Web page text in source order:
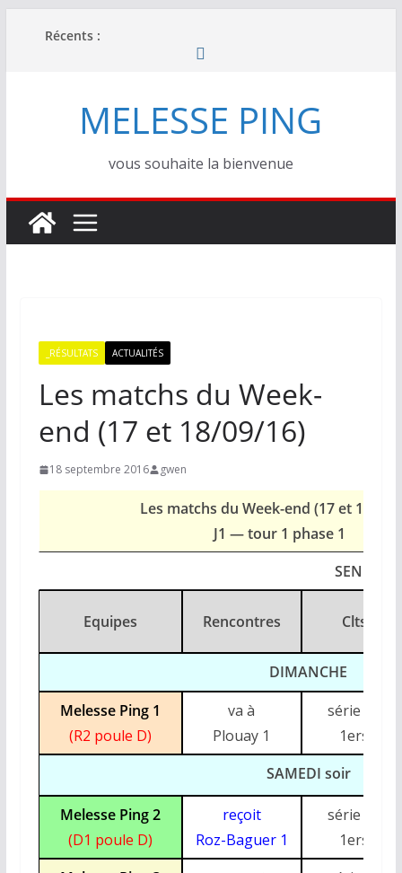
Récents :
MELESSE PING
vous souhaite la bienvenue
_RÉSULTATS ACTUALITÉS
Les matchs du Week-
end (17 et 18/09/16)
18 septembre 2016 gwen
Les matchs du Week-end (17 et 18/09/
J1 — tour 1 phase 1
SENIORS
Equipes Rencontres Clts
DIMANCHE
Melesse Ping 1
(R2 poule D)
va à
Plouay 1
série : G
1ers
SAMEDI soir
Melesse Ping 2
(D1 poule D)
reçoit
Roz-Baguer 1
série : G
1ers